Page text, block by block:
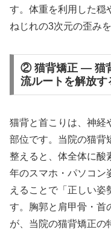
す。体重を利用した穏
ねじれの3次元の歪み
② 猫背矯正 — 猫
流ルートを解放す
猫背と首こりは、神経
部位です。当院の猫背
整えると、体全体に酸
年のスマホ・パソコン
えることで「正しい姿
す。胸郭と肩甲骨・首
が、当院の猫背矯正の